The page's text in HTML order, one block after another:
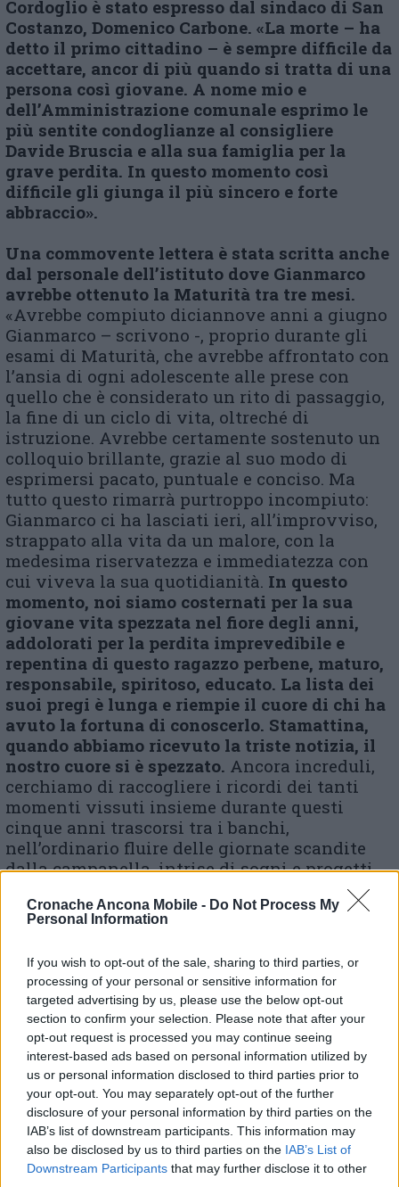
Cronache Ancona Mobile - Do Not Process My
Personal Information
If you wish to opt-out of the sale, sharing to third parties, or
processing of your personal or sensitive information for
targeted advertising by us, please use the below opt-out
section to confirm your selection. Please note that after your
opt-out request is processed you may continue seeing
interest-based ads based on personal information utilized by
us or personal information disclosed to third parties prior to
your opt-out. You may separately opt-out of the further
disclosure of your personal information by third parties on the
IAB’s list of downstream participants. This information may
also be disclosed by us to third parties on the IAB’s List of
Downstream Participants that may further disclose it to other
Cordoglio è stato espresso dal sindaco di San
Costanzo, Domenico Carbone. «La morte – ha
detto il primo cittadino – è sempre difficile da
accettare, ancor di più quando si tratta di una
persona così giovane. A nome mio e
dell’Amministrazione comunale esprimo le
più sentite condoglianze al consigliere
Davide Bruscia e alla sua famiglia per la
grave perdita. In questo momento così
difficile gli giunga il più sincero e forte
abbraccio».
Una commovente lettera è stata scritta anche
dal personale dell’istituto dove Gianmarco
avrebbe ottenuto la Maturità tra tre mesi.
«Avrebbe compiuto diciannove anni a giugno
Gianmarco – scrivono -, proprio durante gli
esami di Maturità, che avrebbe affrontato con
l’ansia di ogni adolescente alle prese con
quello che è considerato un rito di passaggio,
la fine di un ciclo di vita, oltreché di
istruzione. Avrebbe certamente sostenuto un
colloquio brillante, grazie al suo modo di
esprimersi pacato, puntuale e conciso. Ma
tutto questo rimarrà purtroppo incompiuto:
Gianmarco ci ha lasciati ieri, all’improvviso,
strappato alla vita da un malore, con la
medesima riservatezza e immediatezza con
cui viveva la sua quotidianità. In questo
momento, noi siamo costernati per la sua
giovane vita spezzata nel fiore degli anni,
addolorati per la perdita imprevedibile e
repentina di questo ragazzo perbene, maturo,
responsabile, spiritoso, educato. La lista dei
suoi pregi è lunga e riempie il cuore di chi ha
avuto la fortuna di conoscerlo. Stamattina,
quando abbiamo ricevuto la triste notizia, il
nostro cuore si è spezzato. Ancora increduli,
cerchiamo di raccogliere i ricordi dei tanti
momenti vissuti insieme durante questi
cinque anni trascorsi tra i banchi,
nell’ordinario fluire delle giornate scandite
dalla campanella, intrise di sogni e progetti
futuri e soprattutto di crescita. Proprio in
queste settimane, in classe, stavamo parlando
di orientamento e del capolavoro che ogni
Gianmarco cosa avrebbe considerato il suo
capolavoro in quest’ultimo anno scolastico e
chissà cosa avrebbe deciso di fare dopo
l’estate. Quello che è certo è che, sebbene la
sua vita sia stata stroncata troppo presto, lui
rimarrà per sempre giovane e vivo nel nostro
ricordo affettuoso, perché, come scriveva il
poeta, “celeste è questa corrispondenza
d’amorosi sensi”. Ciao Gianmarco, ci
mancherai».